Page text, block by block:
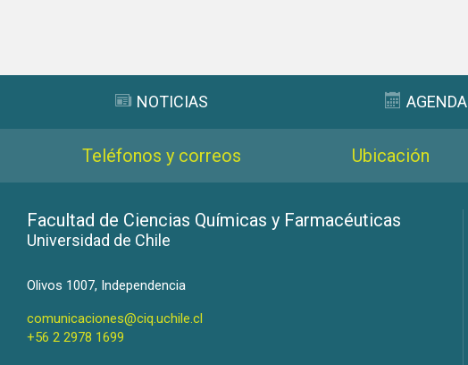
NOTICIAS AGENDA
Teléfonos y correos Ubicación
Facultad de Ciencias Químicas y Farmacéuticas
Universidad de Chile
Olivos 1007, Independencia
comunicaciones@ciq.uchile.cl
+56 2 2978 1699